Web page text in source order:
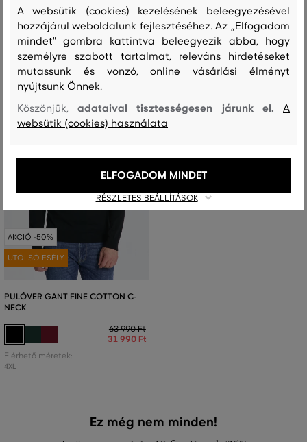
Elérhető méretek:
XXL, 4XL
Elérhető méretek:
XXXL, 4XL
AKCIÓ -50%
UTOLSÓ ESÉLY
PULÓVER GANT FINE COTTON C-
NECK
63 990 Ft
31 990 Ft
Elérhető méretek:
4XL
Ez még nem minden!
A websütik (cookies) kezelésének beleegyezésével
hozzájárul weboldalunk fejlesztéséhez. Az „Elfogadom
mindet" gombra kattintva beleegyezik abba, hogy
személyre szabott tartalmat, releváns hirdetéseket
mutassunk és vonzó, online vásárlási élményt
nyújtsunk Önnek.
Köszönjük,adataival tisztességesen járunk el.A
websütik (cookies) használata
RÉSZLETES BEÁLLÍTÁSOK
ELFOGADOM MINDET